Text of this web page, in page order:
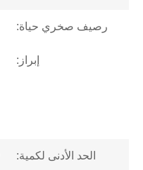
رصيف صخري حياة:
إبراز:
الحد الأدنى لكمية: